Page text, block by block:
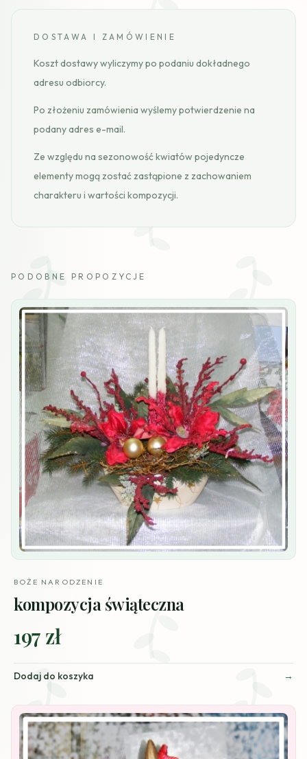
DOSTAWA I ZAMÓWIENIE
Koszt dostawy wyliczymy po podaniu dokładnego
adresu odbiorcy.
Po złożeniu zamówienia wyślemy potwierdzenie na
podany adres e-mail.
Ze względu na sezonowość kwiatów pojedyncze
elementy mogą zostać zastąpione z zachowaniem
charakteru i wartości kompozycji.
PODOBNE PROPOZYCJE
BOŻE NARODZENIE
kompozycja świąteczna
197 zł
Dodaj do koszyka